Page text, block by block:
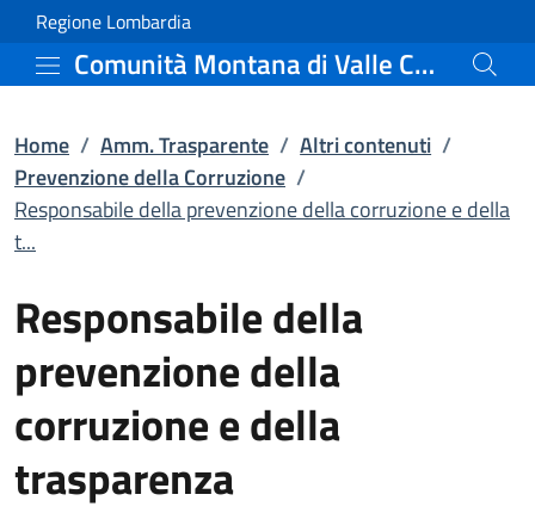
Vai al contenuto principale
Responsabile della
Regione Lombardia
Comunità Montana di Valle Camonica
Home / Amm. Trasparente / Altri contenuti /
Prevenzione della Corruzione /
Responsabile della prevenzione della corruzione e della
t...
Responsabile della
prevenzione della
corruzione e della
trasparenza